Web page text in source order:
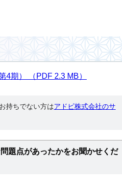
4期） （PDF 2.3 MB）
持ちでない方はアドビ株式会社のサ
題点があったかをお聞かせくだ